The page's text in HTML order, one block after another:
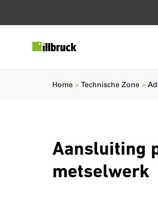
Aansluiting
metselwerk
Home Technische Zone